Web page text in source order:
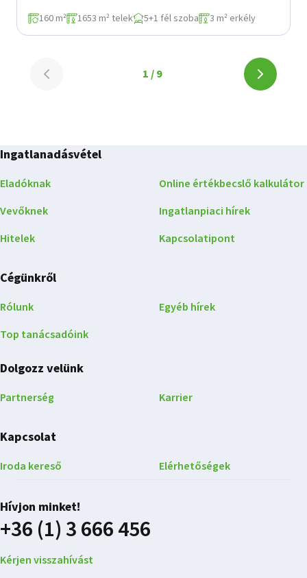
160 m² 1653 m² telek 5+1 fél szoba 3 m² erkély
Lapozó
a(z)
9
oldalból
1 / 9
Lapozó
oldalból
Ingatlanadásvétel
Eladóknak
Vevőknek
Hitelek
Online értékbecslő kalkulátor
Ingatlanpiaci hírek
Kapcsolatipont
Cégünkről
Rólunk
Top tanácsadóink
Egyéb hírek
Dolgozz velünk
Partnerség Karrier
Kapcsolat
Iroda kereső Elérhetőségek
Hívjon minket!
+36 (1) 3 666 456
Kérjen visszahívást